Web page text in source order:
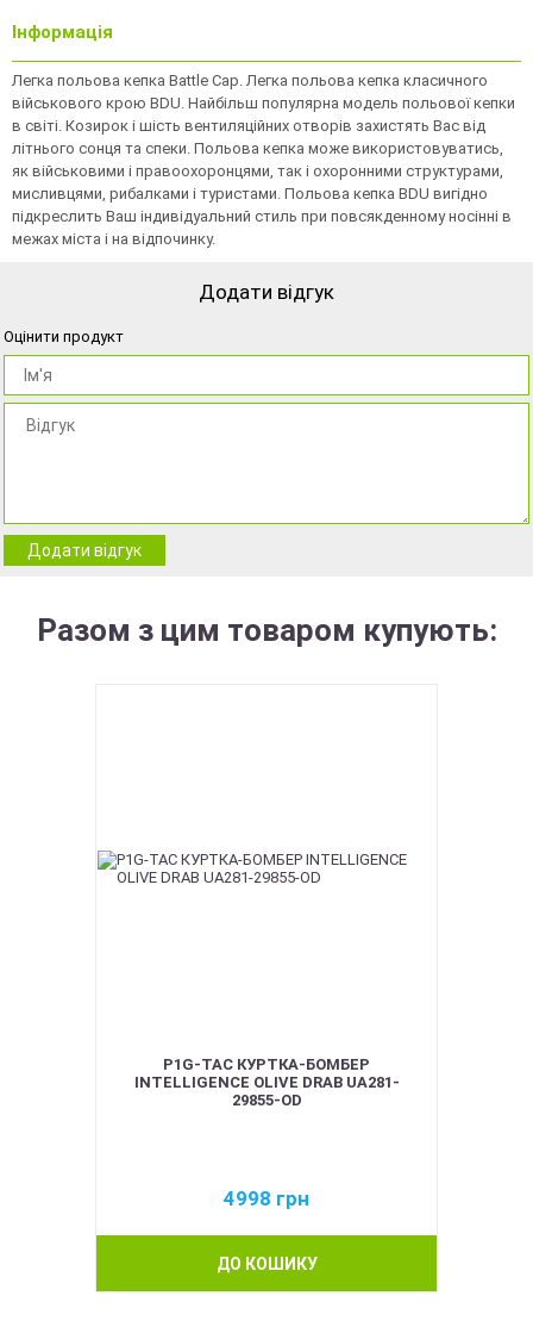
Інформація
Легка польова кепка Battle Cap. Легка польова кепка класичного
військового крою BDU. Найбільш популярна модель польової кепки
в світі. Козирок і шість вентиляційних отворів захистять Вас від
літнього сонця та спеки. Польова кепка може використовуватись,
як військовими і правоохоронцями, так і охоронними структурами,
мисливцями, рибалками і туристами. Польова кепка BDU вигідно
підкреслить Ваш індивідуальний стиль при повсякденному носінні в
межах міста і на відпочинку.
Додати відгук
Оцінити продукт
Додати відгук
Разом з цим товаром купують:
P1G-TAC КУРТКА-БОМБЕР
INTELLIGENCE OLIVE DRAB UA281-
29855-OD
4998 грн
ДО КОШИКУ